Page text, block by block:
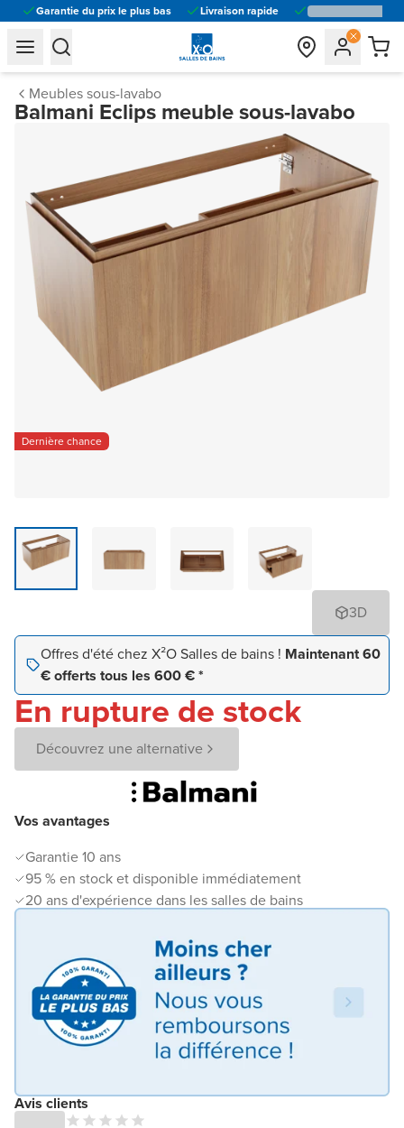
Garantie du prix le plus bas Livraison rapide
general.navigation.toggle_menu.label
general.navigation.toggle_menu.label
Meubles sous-lavabo
Balmani Eclips meuble sous-lavabo
Dernière chance
3D
Vos avantages
Garantie 10 ans
95 % en stock et disponible immédiatement
20 ans d'expérience dans les salles de bains
Avis clients
Offres d'été chez X²O Salles de bains ! Maintenant 60
€ offerts tous les 600 € *
En rupture de stock
Découvrez une alternative